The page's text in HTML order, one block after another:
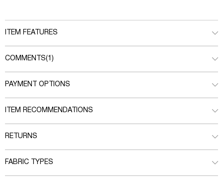
ITEM FEATURES
COMMENTS(1)
PAYMENT OPTIONS
ITEM RECOMMENDATIONS
RETURNS
FABRIC TYPES